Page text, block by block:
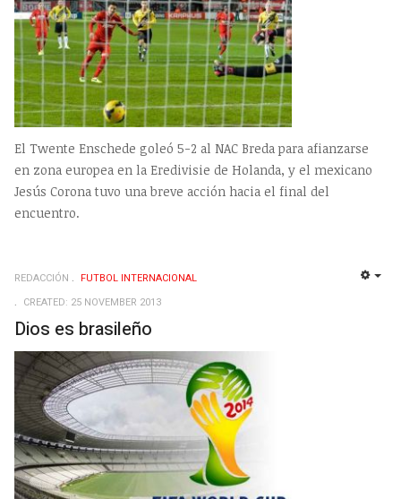
El Twente Enschede goleó 5-2 al NAC Breda para afianzarse
en zona europea en la Eredivisie de Holanda, y el mexicano
Jesús Corona tuvo una breve acción hacia el final del
encuentro.
REDACCIÓN
FUTBOL INTERNACIONAL
CREATED: 25 NOVEMBER 2013
Dios es brasileño